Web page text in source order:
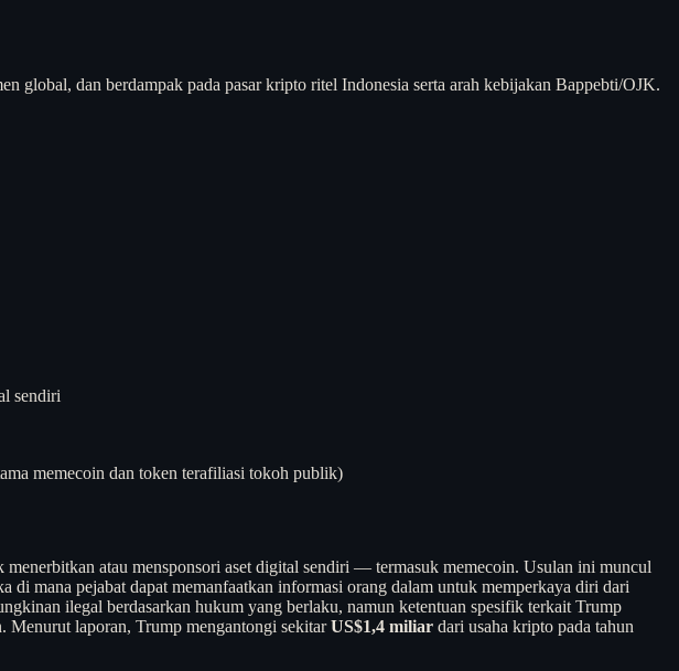
global, dan berdampak pada pasar kripto ritel Indonesia serta arah kebijakan Bappebti/OJK.
sendiri
memecoin dan token terafiliasi tokoh publik)
atau mensponsori aset digital sendiri — termasuk memecoin. Usulan ini muncul
mana pejabat dapat memanfaatkan informasi orang dalam untuk memperkaya diri dari
ilegal berdasarkan hukum yang berlaku, namun ketentuan spesifik terkait Trump
Menurut laporan, Trump mengantongi sekitarUS$1,4 miliar dari usaha kripto pada tahun